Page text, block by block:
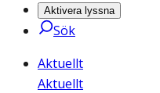
Aktivera lyssna
Sök
Aktuellt
Aktuellt